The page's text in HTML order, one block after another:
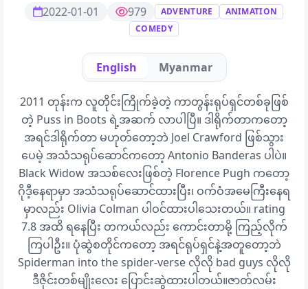
2022-01-01 979 ADVENTURE
ANIMATION
COMEDY
English Myanmar
2011 တုန်းက လူတိုင်းကြိုက်ခဲ့တဲ့ ကာတွန်းရုပ်ရှင်တစ်ခုဖြစ်
တဲ့ Puss in Boots ရဲ့အဆက် လာပါပြီ။ ဒါရိုက်တာကတော့
အရင်ဒါရိုက်တာ မဟုတ်တော့ဘဲ Joel Crawford ဖြစ်သွား
ပေမဲ့ အသံသရုပ်ဆောင်ကတော့ Antonio Banderas ပါပဲ။
Black Widow အသစ်လေးဖြစ်တဲ့ Florence Pugh ကတော့
ဂိုဒီ့နေရာမှာ အသံသရုပ်ဆောင်ထားပြီး၊ ဝက်ဝံအမေကြီးနေရ
မှာလည်း Olivia Colman ပါဝင်ထားပါသေးတယ်။ rating
7.8 အထိ ရနေပြီး တကယ်လည်း ကောင်းတာမို့ ကြည့်လိုက်
ကြပါဦး။ ပုံဆွဲစတိုင်ကတော့ အရင်ရုပ်ရှင်နဲ့အတူတော့ဘဲ
Spiderman into the spider-verse လိုလို bad guys လိုလို
ဒီဇိုင်းတစ်မျိုးလေး ပြောင်းဆွဲထားပါတယ်။ဇာတ်လမ်း